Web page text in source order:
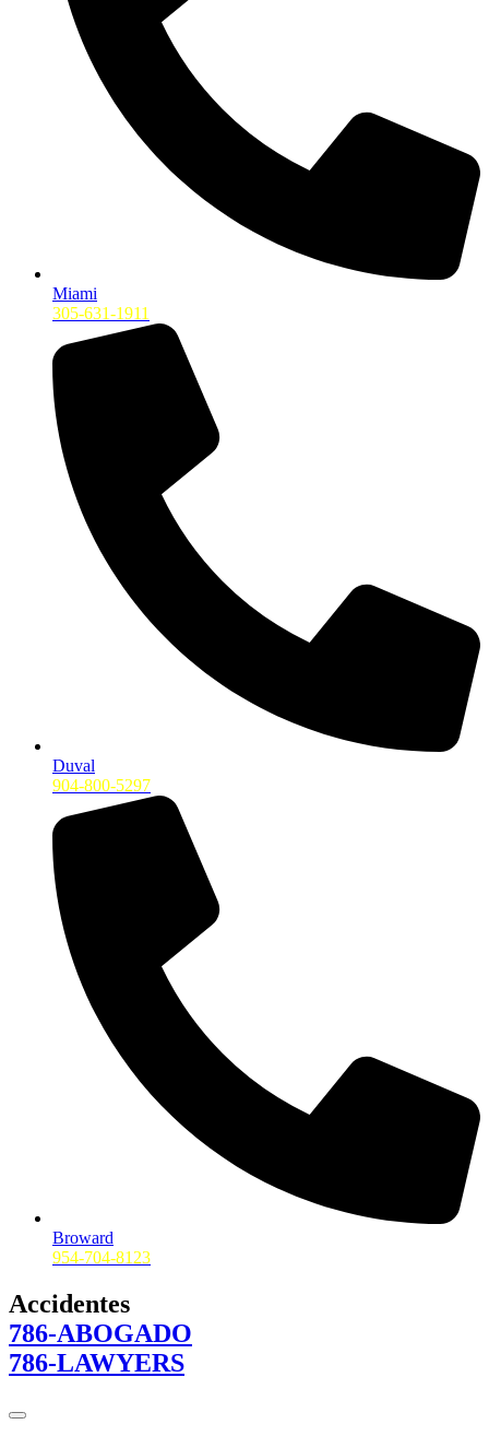
Miami
305-631-1911
Duval
904-800-5297
Broward
954-704-8123
Accidentes
786-ABOGADO
786-LAWYERS